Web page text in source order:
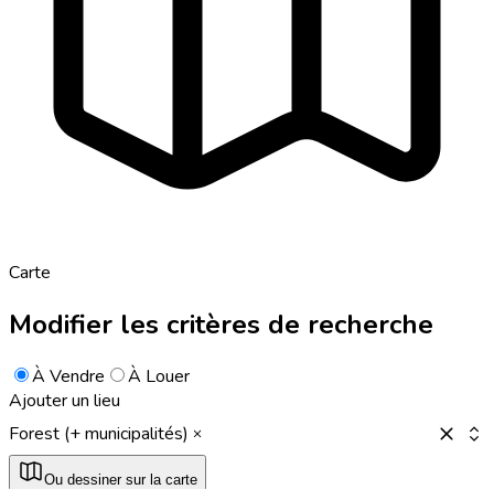
Carte
Modifier les critères de recherche
À Vendre
À Louer
Ajouter un lieu
Forest (+ municipalités)
Ou dessiner sur la carte